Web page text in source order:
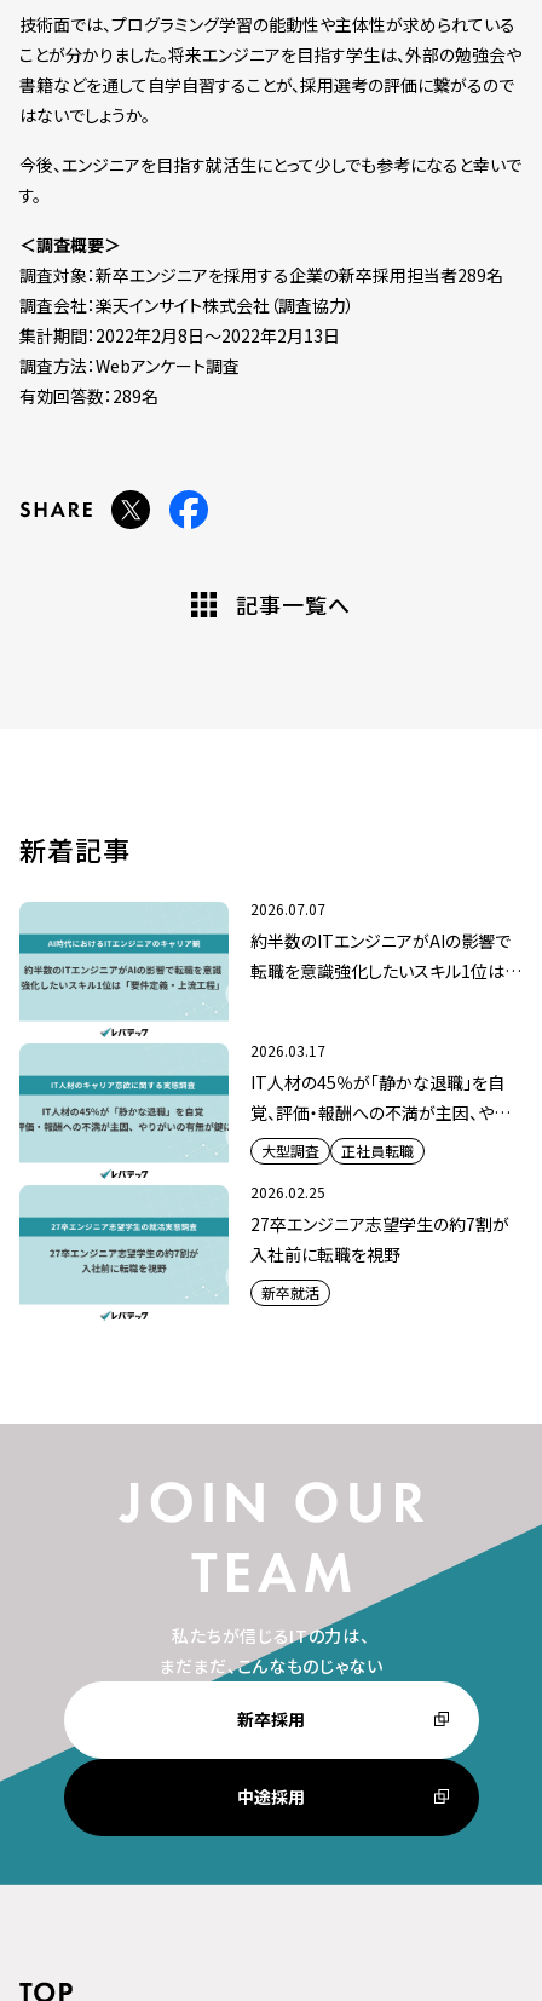
技術面では、プログラミング学習の能動性や主体性が求められている
ことが分かりました。将来エンジニアを目指す学生は、外部の勉強会や
書籍などを通して自学自習することが、採用選考の評価に繋がるので
はないでしょうか。
今後、エンジニアを目指す就活生にとって少しでも参考になると幸いで
す。
＜調査概要＞
調査対象：新卒エンジニアを採用する企業の新卒採用担当者289名
調査会社：楽天インサイト株式会社（調査協力）
集計期間：2022年2月8日～2022年2月13日
調査方法：Webアンケート調査
有効回答数：289名
記事一覧へ
新着記事
2026.07.07
約半数のITエンジニアがAIの影響で
転職を意識強化したいスキル1位は
2026.03.17
IT人材の45％が「静かな退職」を自
覚、評価・報酬への不満が主因、やり
がいの有無が鍵に
大型調査
正社員転職
2026.02.25
27卒エンジニア志望学生の約7割が
入社前に転職を視野
新卒就活
私たちが信じるITの力は、
まだまだ、こんなものじゃない
新卒採用
中途採用